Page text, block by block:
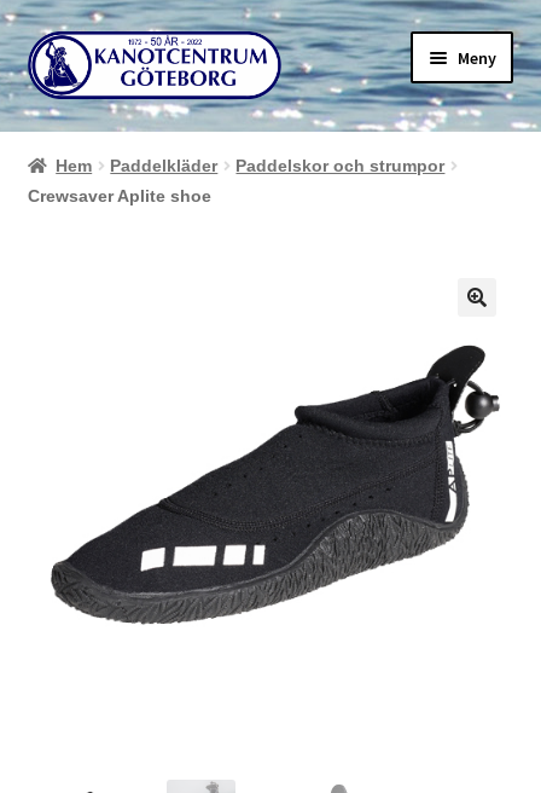
Hoppa
till
navigering
Hoppa
till
innehåll
Meny
Hem Paddelkläder
Paddelskor och strumpor
Crewsaver Aplite shoe